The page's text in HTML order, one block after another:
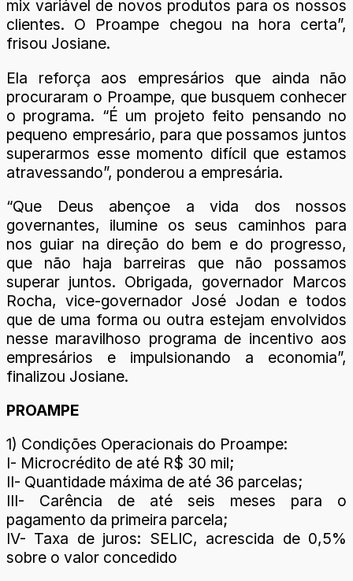
mix variável de novos produtos para os nossos
clientes. O Proampe chegou na hora certa”,
frisou Josiane.
Ela reforça aos empresários que ainda não
procuraram o Proampe, que busquem conhecer
o programa. “É um projeto feito pensando no
pequeno empresário, para que possamos juntos
superarmos esse momento difícil que estamos
atravessando”, ponderou a empresária.
“Que Deus abençoe a vida dos nossos
governantes, ilumine os seus caminhos para
nos guiar na direção do bem e do progresso,
que não haja barreiras que não possamos
superar juntos. Obrigada, governador Marcos
Rocha, vice-governador José Jodan e todos
que de uma forma ou outra estejam envolvidos
nesse maravilhoso programa de incentivo aos
empresários e impulsionando a economia”,
finalizou Josiane.
PROAMPE
1) Condições Operacionais do Proampe:
I- Microcrédito de até R$ 30 mil;
II- Quantidade máxima de até 36 parcelas;
III- Carência de até seis meses para o
pagamento da primeira parcela;
IV- Taxa de juros: SELIC, acrescida de 0,5%
sobre o valor concedido